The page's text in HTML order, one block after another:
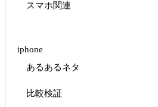
スマホ関連
iphone
あるあるネタ
比較検証